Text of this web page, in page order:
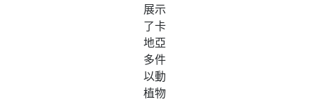
展示
了卡
地亞
多件
以動
植物